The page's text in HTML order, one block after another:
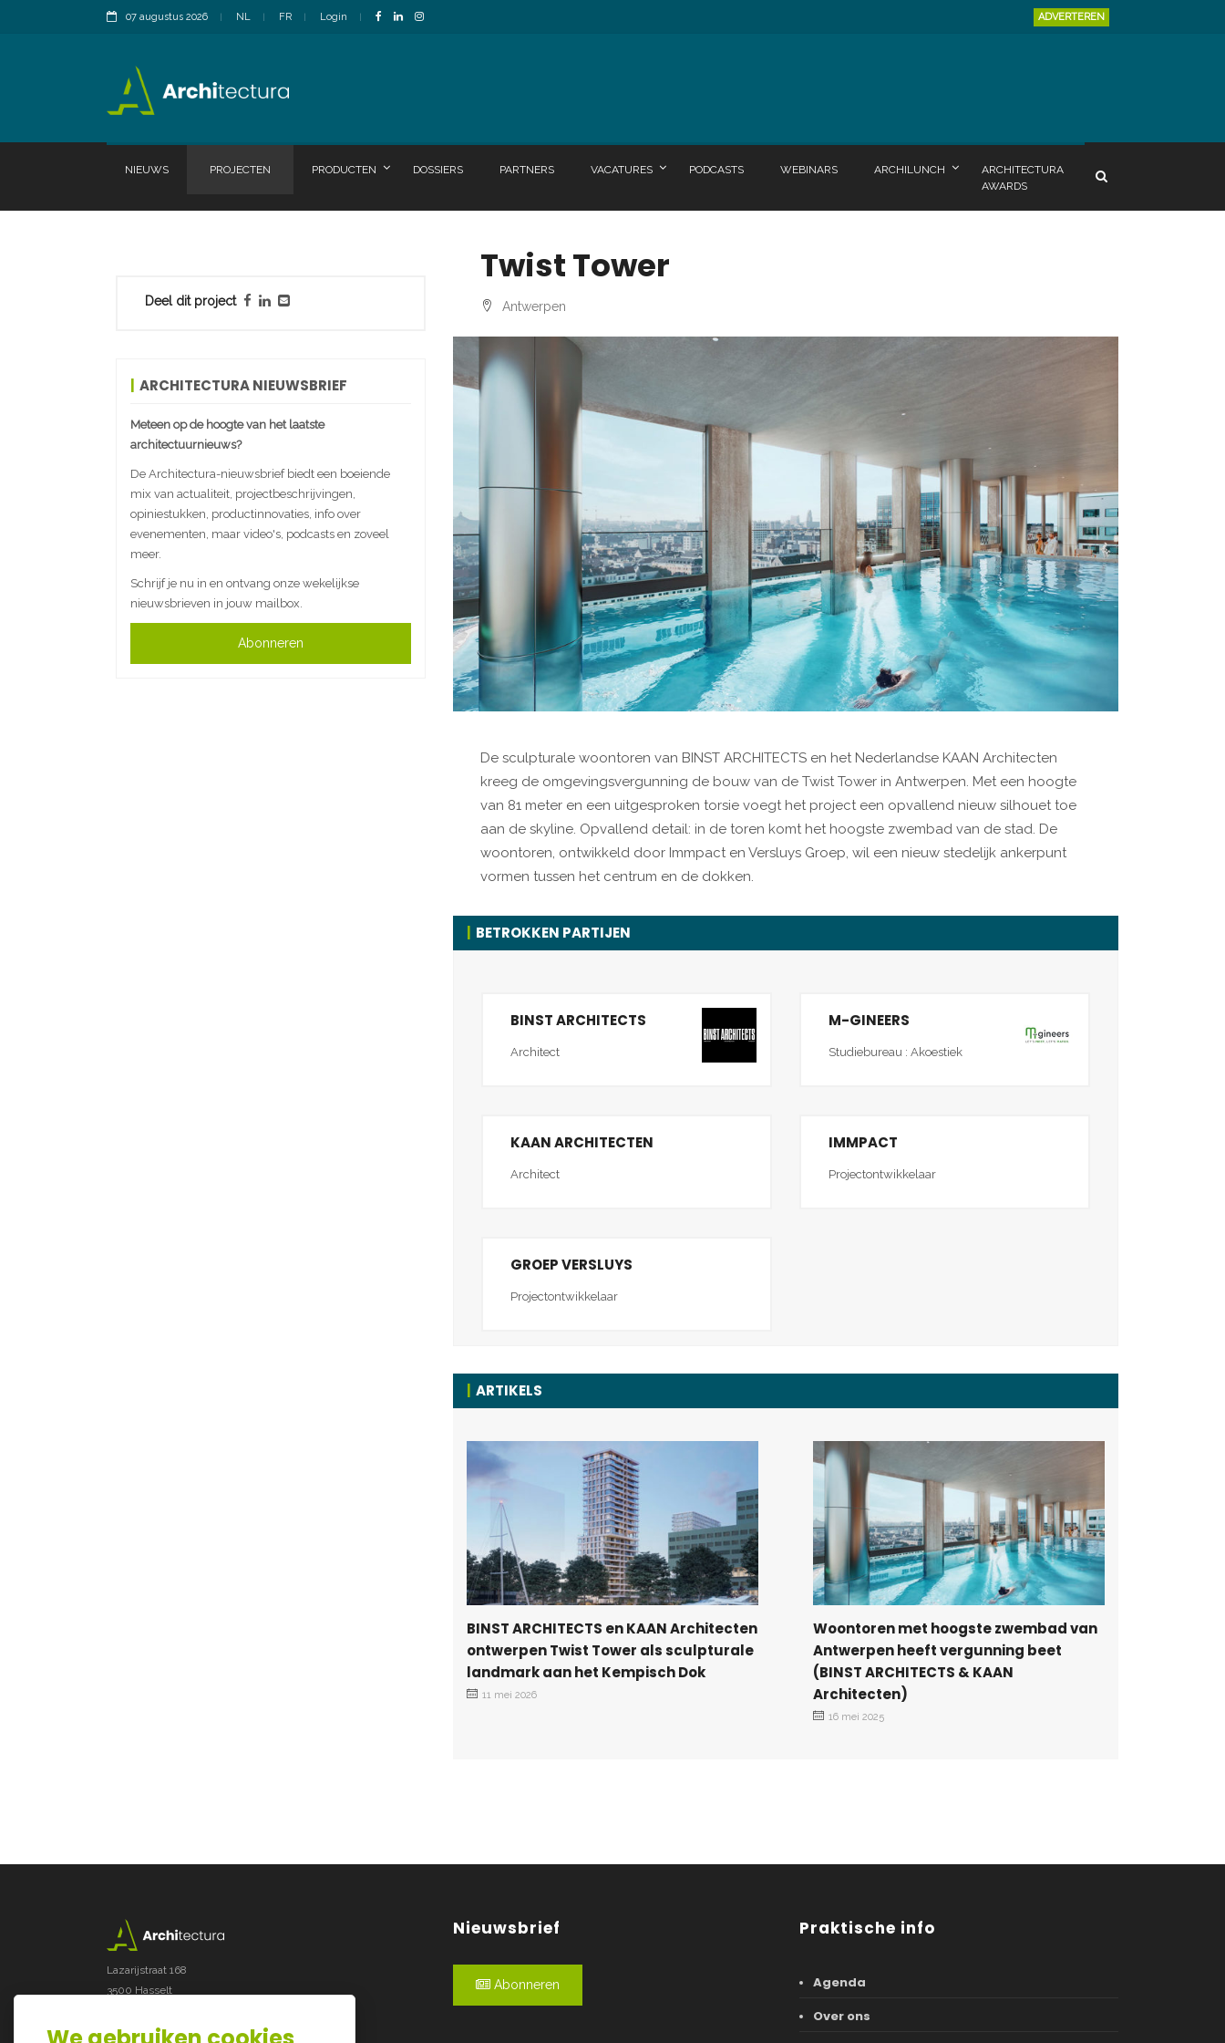
07 augustus 2026 NL FR Login ADVERTEREN
NIEUWS PROJECTEN PRODUCTEN DOSSIERS PARTNERS VACATURES PODCASTS WEBINARS ARCHILUNCH
ARCHITECTURA
AWARDS
Deel dit project
ARCHITECTURA NIEUWSBRIEF
Meteen op de hoogte van het laatste
architectuurnieuws?
De Architectura-nieuwsbrief biedt een boeiende
mix van actualiteit, projectbeschrijvingen,
opiniestukken, productinnovaties, info over
evenementen, maar video's, podcasts en zoveel
meer.
Schrijf je nu in en ontvang onze wekelijkse
nieuwsbrieven in jouw mailbox.
Abonneren
Twist Tower
Antwerpen
De sculpturale woontoren van BINST ARCHITECTS en het Nederlandse KAAN Architecten
kreeg de omgevingsvergunning de bouw van de Twist Tower in Antwerpen. Met een hoogte
van 81 meter en een uitgesproken torsie voegt het project een opvallend nieuw silhouet toe
aan de skyline. Opvallend detail: in de toren komt het hoogste zwembad van de stad. De
woontoren, ontwikkeld door Immpact en Versluys Groep, wil een nieuw stedelijk ankerpunt
vormen tussen het centrum en de dokken.
BETROKKEN PARTIJEN
BINST ARCHITECTS
Architect
M-GINEERS
Studiebureau : Akoestiek
KAAN ARCHITECTEN
Architect
IMMPACT
Projectontwikkelaar
GROEP VERSLUYS
Projectontwikkelaar
ARTIKELS
BINST ARCHITECTS en KAAN Architecten
ontwerpen Twist Tower als sculpturale
landmark aan het Kempisch Dok
11 mei 2026
Woontoren met hoogste zwembad van
Antwerpen heeft vergunning beet
(BINST ARCHITECTS & KAAN
Architecten)
16 mei 2025
Lazarijstraat 168
3500 Hasselt
Nieuwsbrief
Abonneren
Praktische info
Agenda
Over ons